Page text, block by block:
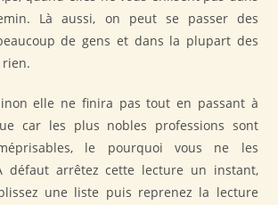
Là aussi, on peut se passer des
de gens et dans la plupart des
rien.
elle ne finira pas tout en passant à
car les plus nobles professions sont
le pourquoi vous ne les
défaut arrêtez cette lecture un instant,
une liste puis reprenez la lecture